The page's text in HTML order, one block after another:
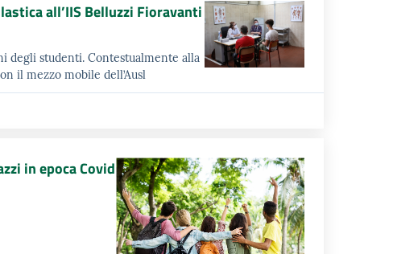
all’IIS Belluzzi Fioravanti
degli studenti. Contestualmente alla
il mezzo mobile dell’Ausl
in epoca Covid